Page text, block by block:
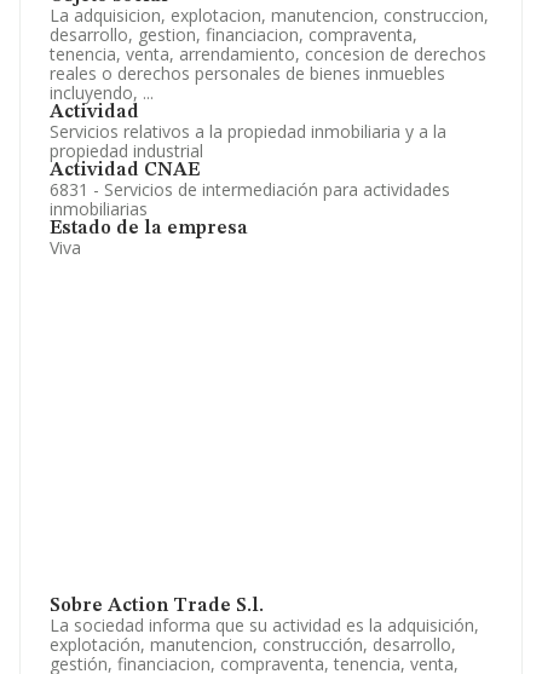
La adquisicion, explotacion, manutencion, construccion,
desarrollo, gestion, financiacion, compraventa,
tenencia, venta, arrendamiento, concesion de derechos
reales o derechos personales de bienes inmuebles
incluyendo, ...
Actividad
Servicios relativos a la propiedad inmobiliaria y a la
propiedad industrial
Actividad CNAE
6831 - Servicios de intermediación para actividades
inmobiliarias
Estado de la empresa
Viva
Sobre Action Trade S.l.
La sociedad informa que su actividad es la adquisición,
explotación, manutencion, construcción, desarrollo,
gestión, financiacion, compraventa, tenencia, venta,